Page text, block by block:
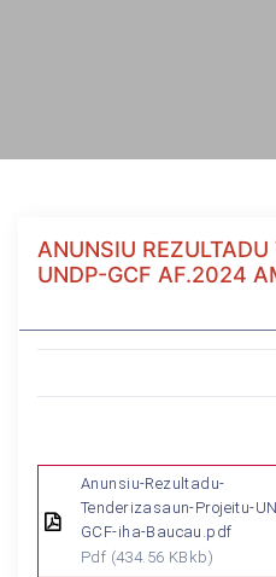
ANUNSIU
UNDP-GCF AF.2024
Anunsiu-Rezultadu-
Tenderizasaun-Projeitu-
GCF-iha-Baucau.pdf
Pdf (434.56 KBkb)